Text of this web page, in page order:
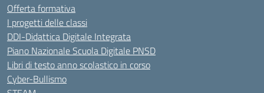
Offerta formativa
I progetti delle classi
DDI-Didattica Digitale Integrata
Piano Nazionale Scuola Digitale PNSD
Libri di testo anno scolastico in corso
Cyber-Bullismo